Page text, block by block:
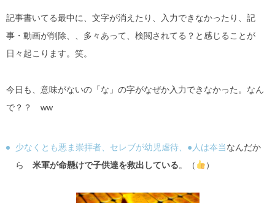
記事書いてる最中に、文字が消えたり、入力できなかったり、記
事・動画が削除、、多々あって、検閲されてる？と感じることが
日々起こります。笑。
今日も、意味がないの「な」の字がなぜか入力できなかった。なん
で？？ ww
少なくとも悪ま崇拝者、セレブが幼児虐待、●人は夲当なんだか
ら 米軍が命懸けで子供達を救出している。（ ）